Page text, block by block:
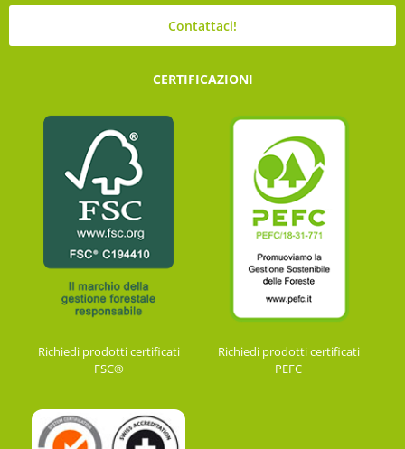
Contattaci!
CERTIFICAZIONI
Richiedi prodotti certificati
FSC®
Richiedi prodotti certificati
PEFC